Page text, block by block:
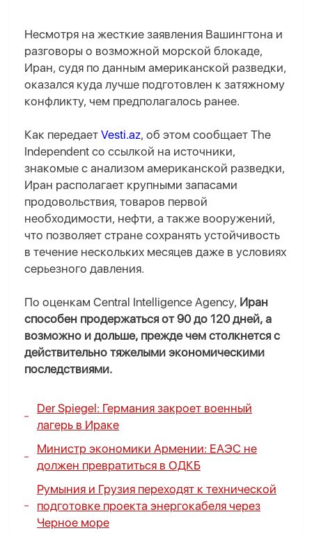
Несмотря на жесткие заявления Вашингтона и
разговоры о возможной морской блокаде,
Иран, судя по данным американской разведки,
оказался куда лучше подготовлен к затяжному
конфликту, чем предполагалось ранее.
Как передает Vesti.az, об этом сообщает The
Independent со ссылкой на источники,
знакомые с анализом американской разведки,
Иран располагает крупными запасами
продовольствия, товаров первой
необходимости, нефти, а также вооружений,
что позволяет стране сохранять устойчивость
в течение нескольких месяцев даже в условиях
серьезного давления.
По оценкам Central Intelligence Agency, Иран
способен продержаться от 90 до 120 дней, а
возможно и дольше, прежде чем столкнется с
действительно тяжелыми экономическими
последствиями.
Der Spiegel: Германия закроет военный
лагерь в Ираке
Министр экономики Армении: ЕАЭС не
должен превратиться в ОДКБ
Румыния и Грузия переходят к технической
подготовке проекта энергокабеля через
Черное море